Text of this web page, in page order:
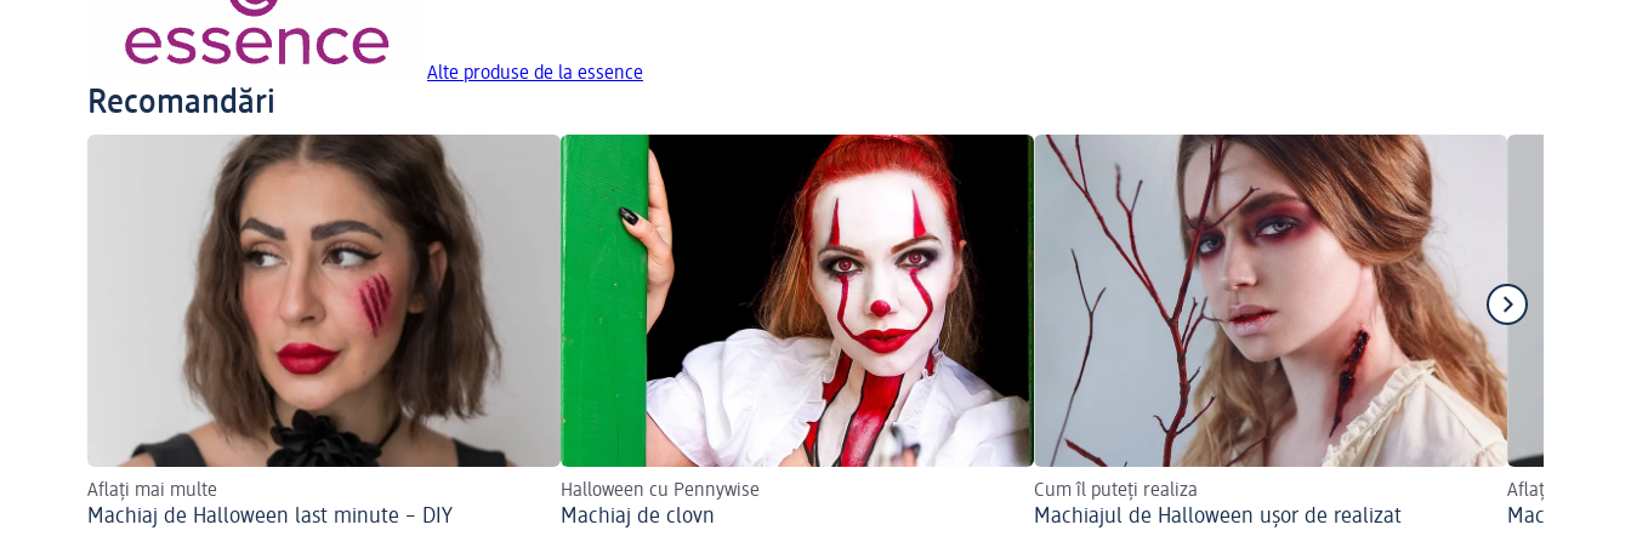
Alte produse de la essence
Recomandări
Aflați mai multe
Machiaj de Halloween last minute – DIY
Halloween cu Pennywise
Machiaj de clovn
Cum îl puteți realiza
Machiajul de Halloween ușor de realizat
Aflați mai
Machiaj de